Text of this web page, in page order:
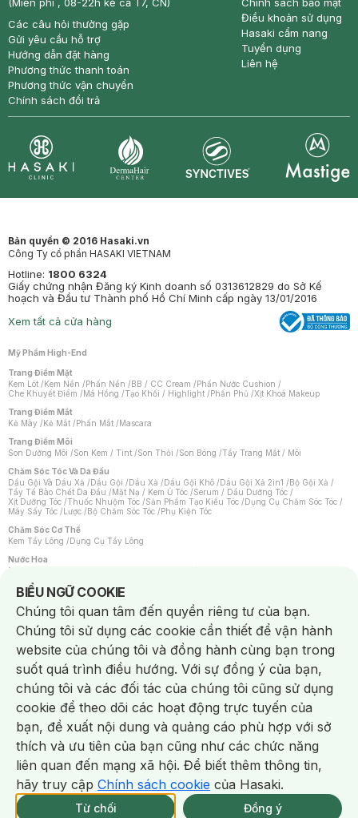
Các câu hỏi thường gặp
Gửi yêu cầu hỗ trợ
Hướng dẫn đặt hàng
Phương thức thanh toán
Phương thức vận chuyển
Chính sách đổi trả
Điều khoản sử dụng
Hasaki cẩm nang
Tuyển dụng
Liên hệ
Bản quyền © 2016 Hasaki.vn
Công Ty cổ phần HASAKI VIETNAM
Hotline: 1800 6324
Giấy chứng nhận Đăng ký Kinh doanh số 0313612829 do Sở Kế
hoạch và Đầu tư Thành phố Hồ Chí Minh cấp ngày 13/01/2016
Xem tất cả cửa hàng
Mỹ Phẩm High-End
Trang Điểm Mặt
Kem Lót /Kem Nền /Phấn Nền /BB / CC Cream /Phấn Nước Cushion /
Che Khuyết Điểm /Má Hồng /Tạo Khối / Highlight /Phấn Phủ /Xịt Khoá Makeup
Trang Điểm Mắt
Kẻ Mày /Kẻ Mắt /Phấn Mắt /Mascara
Trang Điểm Môi
Son Dưỡng Môi /Son Kem / Tint /Son Thỏi /Son Bóng /Tẩy Trang Mắt / Môi
Chăm Sóc Tóc Và Da Đầu
Dầu Gội Và Dầu Xả /Dầu Gội /Dầu Xả /Dầu Gội Khô /Dầu Gội Xả 2in1 /Bộ Gội Xả /
Tẩy Tế Bào Chết Da Đầu /Mặt Nạ / Kem Ủ Tóc /Serum / Dầu Dưỡng Tóc /
Xịt Dưỡng Tóc /Thuốc Nhuộm Tóc /Sản Phẩm Tạo Kiểu Tóc /Dụng Cụ Chăm Sóc Tóc /
Máy Sấy Tóc /Lược /Bộ Chăm Sóc Tóc /Phụ Kiện Tóc
Chăm Sóc Cơ Thể
Kem Tẩy Lông /Dụng Cụ Tẩy Lông
Nước Hoa
Nước Hoa Nữ
Chăm Sóc Cá Nhân
Chống Muỗi /Khẩu Trang /Máy Massage/Mặt Nạ Xông Hơi /Nước Rửa Tay/
Sản Phẩm Chăm Sóc Khác /Bàn Chải Đánh Răng /Bàn Chải Điện/
Hỗ Trợ Trắng Răng/Kem Đánh Răng /Máy Tăm Nước/ Nước Súc Miệng/
Tăm / Chỉ Nha Khoa/ Xịt Thơm Miệng / Dung Dịch Vệ Sinh/Dưỡng Vùng Kín/
Khăn Ướt Vệ Sinh Vùng Kín/Băng Vệ Sinh/Tampon/Bọt Cạo Râu /Dao Cạo Râu/
Máy Cạo Râu
Vấn Đề Về Da
Da Dầu / Lỗ Chân Lông To/ Da Khô / Mất Nước/ Da Lão Hóa/ Da Mụn/
Da Nhạy Cảm / Kích Ứng
Da Xỉn Màu Thâm / Nám / Tàn Nhang
Quầng Thâm & Bọng Mắt /Sẹo /Viêm Da Cơ Địa
Dụng Cụ / Phụ Kiện Chăm Sóc Da
Bông Tẩy Trang
Khăn Lau Mặt Khô Dụng Cụ / Máy Rửa Mặt Máy Chăm Sóc Da
Dụng Cụ Chăm Sóc Khác
BIỂU NGỮ COOKIE
Notice about cookies usage
Chúng tôi quan tâm đến quyền riêng tư của bạn.
Chúng tôi sử dụng các cookie cần thiết để vận hành
website của chúng tôi và đồng hành cùng bạn trong
suốt quá trình điều hướng. Với sự đồng ý của bạn,
chúng tôi và các đối tác của chúng tôi cũng sử dụng
cookie để theo dõi các hoạt động trực tuyến của
bạn, đề xuất nội dung và quảng cáo phù hợp với sở
thích và ưu tiên của bạn cũng như các chức năng
liên quan đến mạng xã hội. Để biết thêm thông tin,
hãy truy cập Chính sách cookie của Hasaki.
Từ chối Đồng ý